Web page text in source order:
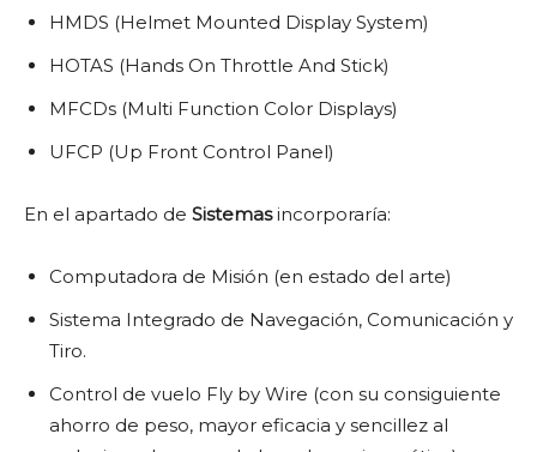
HMDS (Helmet Mounted Display System)
HOTAS (Hands On Throttle And Stick)
MFCDs (Multi Function Color Displays)
UFCP (Up Front Control Panel)
En el apartado de Sistemasincorporaría:
Computadora de Misión (en estado del arte)
Sistema Integrado de Navegación, Comunicación y
Tiro.
Control de vuelo Fly by Wire (con su consiguiente
ahorro de peso, mayor eficacia y sencillez al